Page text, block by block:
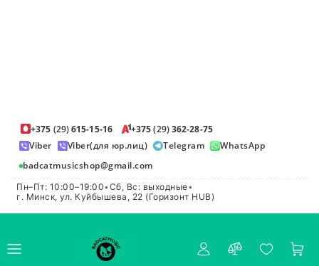
+375 (29)615-15-16 +375(29)362-28-75
Viber
Viber(для юр.лиц) Telegram
WhatsApp
badcatmusicshop@gmail.com
Пн–Пт: 10:00–19:00•Сб, Вс: выходные•
г. Минск, ул. Куйбышева, 22 (Горизонт HUB)